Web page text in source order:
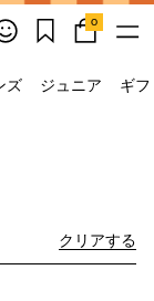
0
ズ ジュニア ギ
クリアする